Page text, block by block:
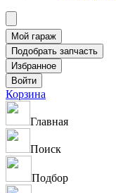
Корзина
Главная
Поиск
Подбор